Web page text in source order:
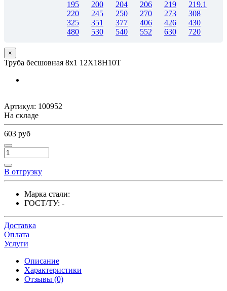
195
200 204 206 219
219.1
220
245 250 270 273
308
325
351 377 406 426
430
480
530 540 552 630 720
×
Труба бесшовная 8х1 12Х18Н10Т
Артикул: 100952
На складе
603 руб
В отгрузку
Марка стали:
ГОСТ/ТУ: -
Доставка
Оплата
Услуги
Описание
Характеристики
Отзывы (0)